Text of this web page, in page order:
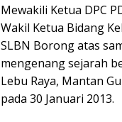
Mewakili Ketua DPC
Wakil Ketua Bidang
SLBN Borong atas
mengenang sejarah
Lebu Raya, Mantan
pada 30 Januari 2013.